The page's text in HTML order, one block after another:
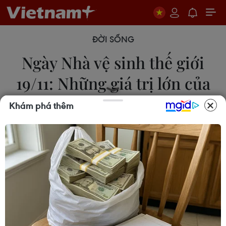
ĐỜI SỐNG
Ngày Nhà vệ sinh thế giới
19/11: Những giá trị lớn của
công trình nhỏ
19/11/2021 00:21
3,6 tỷ người trên thế giới vẫn chưa được sử dụng
nhà vệ sinh an toàn. Nếu chúng ta vẫn đang có
nhà vệ sinh để sử dụng, hãy biết ơn vì những giá trị
mà công trình nhỏ bé này mang lại.
3,6 tỷ người trên thế giới vẫn chưa được sử
Khám phá thêm